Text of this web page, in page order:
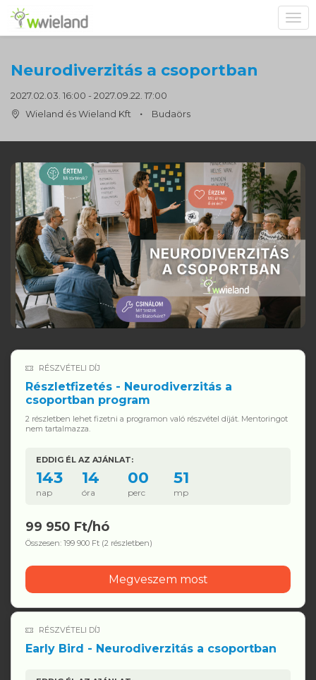
Neurodiverzitás a csoportban
2027.02.03. 16:00 - 2027.09.22. 17:00
Wieland és Wieland Kft
Budaörs
RÉSZVÉTELI DÍJ
Részletfizetés - Neurodiverzitás a
csoportban program
2 részletben lehet fizetni a programon való részvétel díját. Mentoringot
nem tartalmazza.
EDDIG ÉL AZ AJÁNLAT:
143 14 00 51
nap óra perc mp
99 950 Ft/hó
Összesen: 199 900 Ft (2 részletben)
Megveszem most
RÉSZVÉTELI DÍJ
Early Bird - Neurodiverzitás a csoportban